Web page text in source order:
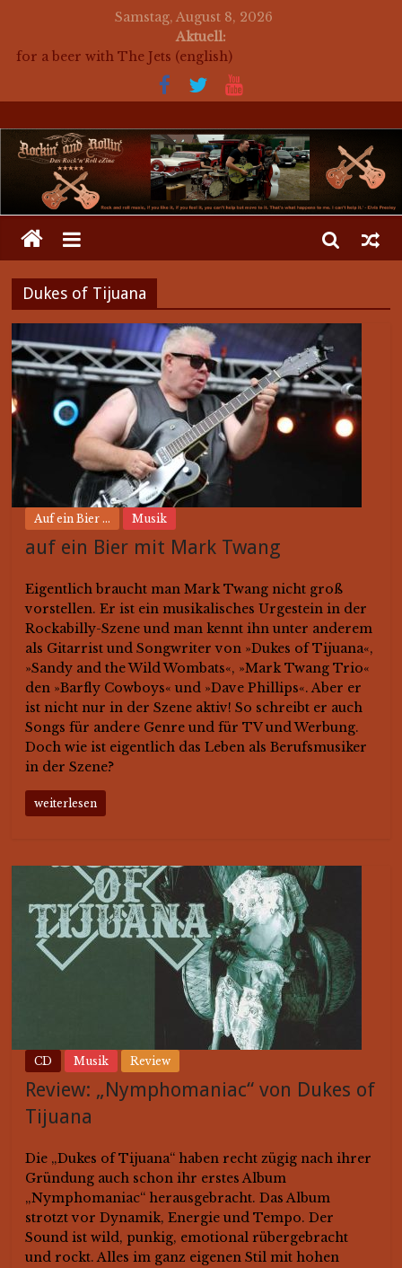
Samstag, August 8, 2026
Aktuell:
for a beer with The Jets (english)
Mosaik Massaker – Mosaikkunst aus dem Bereich
Rockabilly, Kustom Kultur und der Hot Rod Szene
auf ein Bier mit Mason Dixon Hobos
auf ein Bier mit The Jets
Dukes of Tijuana
Auf ein Bier ... Musik
auf ein Bier mit Mark Twang
Eigentlich braucht man Mark Twang nicht groß
vorstellen. Er ist ein musikalisches Urgestein in der
Rockabilly-Szene und man kennt ihn unter anderem
als Gitarrist und Songwriter von »Dukes of Tijuana«,
»Sandy and the Wild Wombats«, »Mark Twang Trio«
den »Barfly Cowboys« und »Dave Phillips«. Aber er
ist nicht nur in der Szene aktiv! So schreibt er auch
Songs für andere Genre und für TV und Werbung.
Doch wie ist eigentlich das Leben als Berufsmusiker
in der Szene?
weiterlesen
CD Musik Review
Review: „Nymphomaniac“ von Dukes of
Tijuana
Die „Dukes of Tijuana“ haben recht zügig nach ihrer
Gründung auch schon ihr erstes Album
„Nymphomaniac“ herausgebracht. Das Album
strotzt vor Dynamik, Energie und Tempo. Der
Sound ist wild, punkig, emotional rübergebracht
und rockt. Alles im ganz eigenen Stil mit hohen